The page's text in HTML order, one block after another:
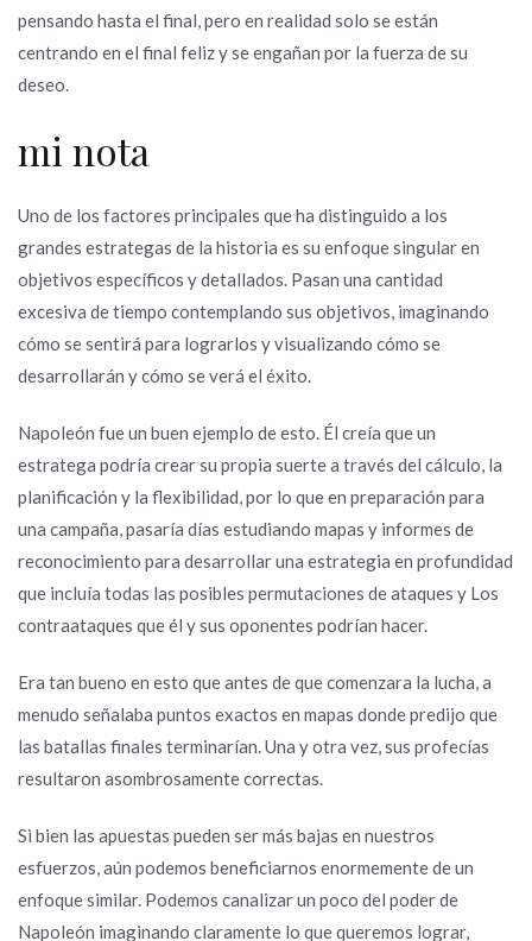
pensando hasta el final, pero en realidad solo se están
centrando en el final feliz y se engañan por la fuerza de su
deseo.
mi nota
Uno de los factores principales que ha distinguido a los
grandes estrategas de la historia es su enfoque singular en
objetivos específicos y detallados. Pasan una cantidad
excesiva de tiempo contemplando sus objetivos, imaginando
cómo se sentirá para lograrlos y visualizando cómo se
desarrollarán y cómo se verá el éxito.
Napoleón fue un buen ejemplo de esto. Él creía que un
estratega podría crear su propia suerte a través del cálculo, la
planificación y la flexibilidad, por lo que en preparación para
una campaña, pasaría días estudiando mapas y informes de
reconocimiento para desarrollar una estrategia en profundidad
que incluía todas las posibles permutaciones de ataques y Los
contraataques que él y sus oponentes podrían hacer.
Era tan bueno en esto que antes de que comenzara la lucha, a
menudo señalaba puntos exactos en mapas donde predijo que
las batallas finales terminarían. Una y otra vez, sus profecías
resultaron asombrosamente correctas.
Si bien las apuestas pueden ser más bajas en nuestros
esfuerzos, aún podemos beneficiarnos enormemente de un
enfoque similar. Podemos canalizar un poco del poder de
Napoleón imaginando claramente lo que queremos lograr,